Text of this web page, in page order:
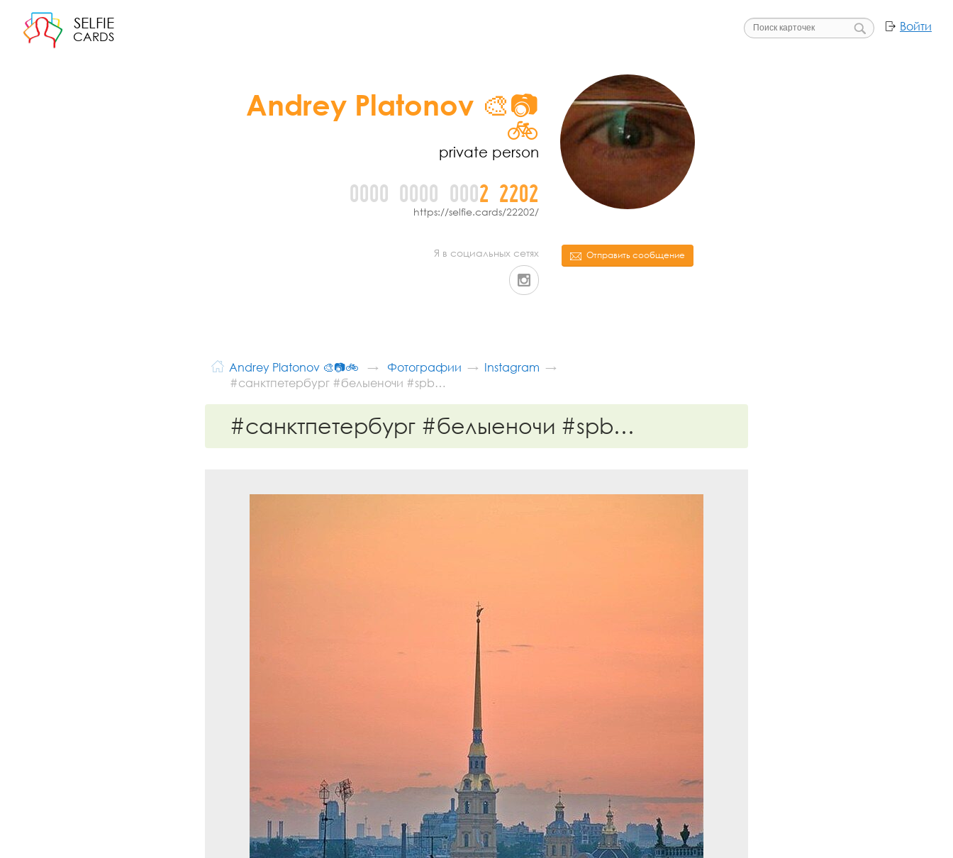
SELFIE
CARDS
Войти
Отправить сообщение
Andrey Platonov 🎨📷
🚲
private person
0000 0000 0002 2202
https://selfie.cards/22202/
Я в социальных сетях
Andrey Platonov 🎨📷🚲 Фотографии
Instagram
#санктпетербург #белыеночи #spb…
#санктпетербург #белыеночи #spb…